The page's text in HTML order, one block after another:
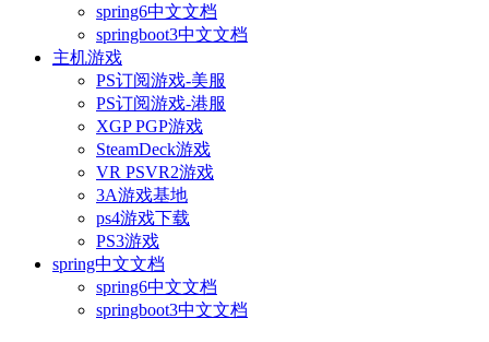
spring6中文文档
springboot3中文文档
主机游戏
PS订阅游戏-美服
PS订阅游戏-港服
XGP PGP游戏
SteamDeck游戏
VR PSVR2游戏
3A游戏基地
ps4游戏下载
PS3游戏
spring中文文档
spring6中文文档
springboot3中文文档